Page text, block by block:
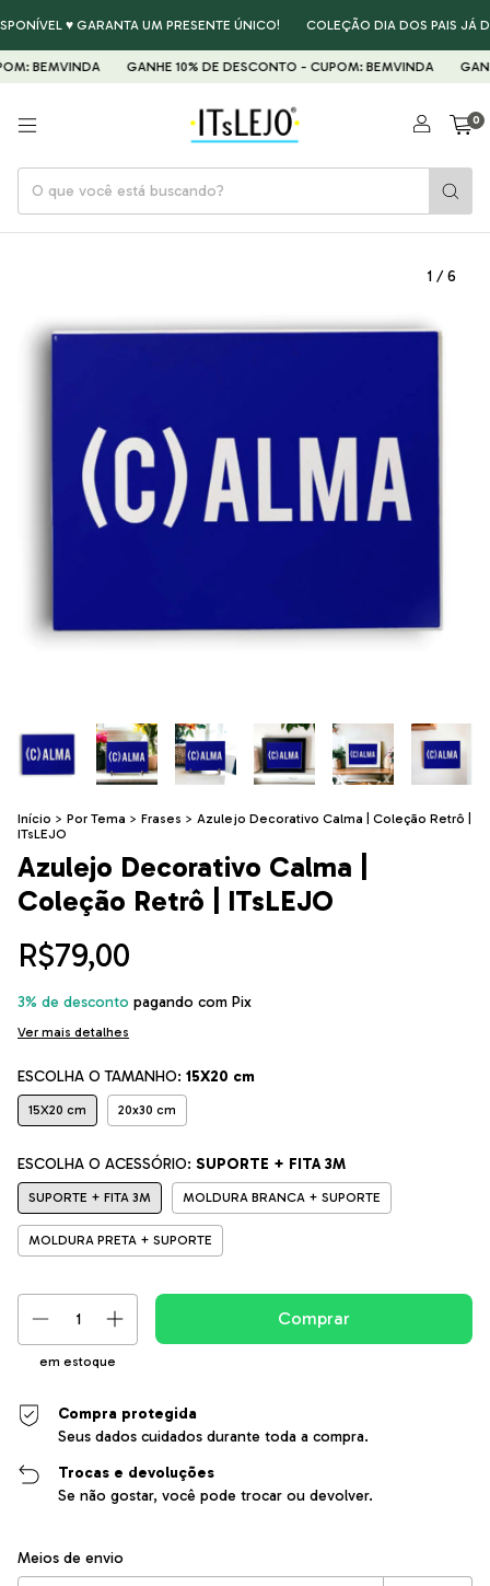
♥ GARANTA UM PRESENTE ÚNICO! COLEÇÃO DIA DOS PAIS JÁ
BEMVINDA GANHE 10% DE DESCONTO - CUPOM: BEMVINDA
0
1 /6
Início > Por Tema > Frases > Azulejo Decorativo Calma | Coleção Retrô |
ITsLEJO
Azulejo Decorativo Calma |
Coleção Retrô | ITsLEJO
R$79,00
3% de desconto pagando com Pix
Ver mais detalhes
ESCOLHA O TAMANHO: 15X20 cm
15X20 cm 20x30 cm
ESCOLHA O ACESSÓRIO: SUPORTE + FITA 3M
SUPORTE + FITA 3M MOLDURA BRANCA + SUPORTE
MOLDURA PRETA + SUPORTE
em estoque
Compra protegida
Seus dados cuidados durante toda a compra.
Trocas e devoluções
Se não gostar, você pode trocar ou devolver.
Entregas para o CEP:
Meios de envio